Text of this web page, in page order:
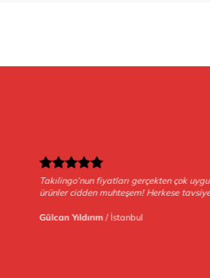
Takılingo’nun fiyatları gerçekten çok
ürünler cidden muhteşem! Herkese
Gülcan Yıldırım / İstanbul